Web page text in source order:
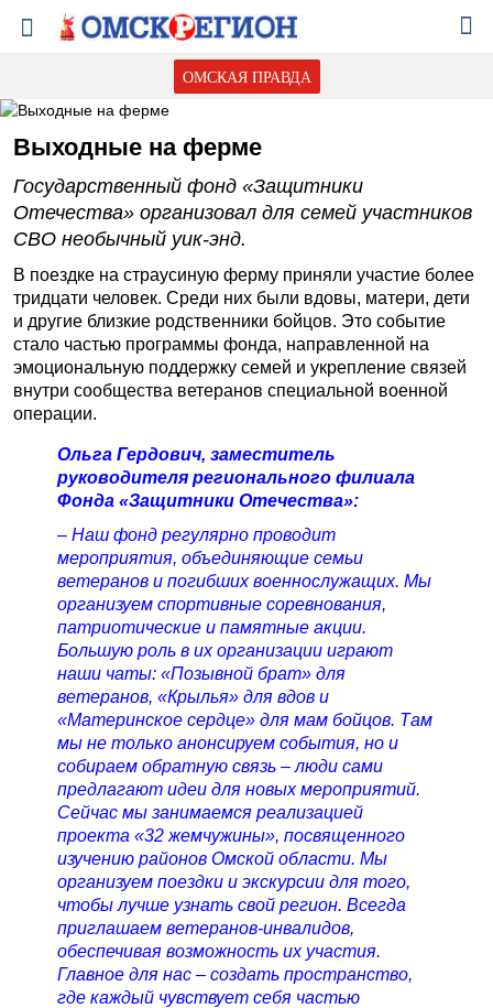
ОМСКАЯ ПРАВДА
Выходные на ферме
Государственный фонд «Защитники
Отечества» организовал для семей участников
СВО необычный уик-энд.
В поездке на страусиную ферму приняли участие более
тридцати человек. Среди них были вдовы, матери, дети
и другие близкие родственники бойцов. Это событие
стало частью программы фонда, направленной на
эмоциональную поддержку семей и укрепление связей
внутри сообщества ветеранов специальной военной
операции.
Ольга Гердович, заместитель
руководителя регионального филиала
Фонда «Защитники Отечества»:
– Наш фонд регулярно проводит
мероприятия, объединяющие семьи
ветеранов и погибших военнослужащих. Мы
организуем спортивные соревнования,
патриотические и памятные акции.
Большую роль в их организации играют
наши чаты: «Позывной брат» для
ветеранов, «Крылья» для вдов и
«Материнское сердце» для мам бойцов. Там
мы не только анонсируем события, но и
собираем обратную связь – люди сами
предлагают идеи для новых мероприятий.
Сейчас мы занимаемся реализацией
проекта «32 жемчужины», посвященного
изучению районов Омской области. Мы
организуем поездки и экскурсии для того,
чтобы лучше узнать свой регион. Всегда
приглашаем ветеранов-инвалидов,
обеспечивая возможность их участия.
Главное для нас – создать пространство,
где каждый чувствует себя частью